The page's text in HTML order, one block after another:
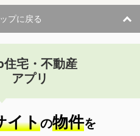
プに戻る
住宅・不動産
アプリ
イトの物件を